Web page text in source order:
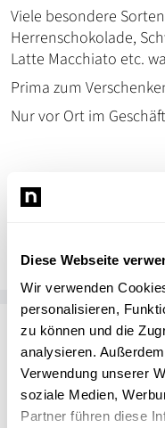
Diese Webseite
Wir verwenden
personalisieren,
zu können und die
analysieren.
Verwendung unserer
soziale Medien,
Partner führen diese
Viele besondere
Herrenschokolade,
Latte Macchiato etc.
Prima zum
Nur vor Ort im
Passend zum Thema